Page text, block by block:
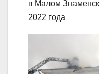
в Малом
2022 года